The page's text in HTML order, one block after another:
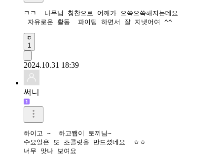
ㅋㅋ  나무님 칭찬으로 어깨가 으쓱으쓱해지는데요
자유로운 활동  파이팅 하면서 잘 지냇어여 ^^
1
2024.10.31 18:39
써니
하이고 ~  하고쨉이 토끼님~
수요일은 또 초콜릿을 만드셨네요  ㅎㅎ
너무 맛나 보여요